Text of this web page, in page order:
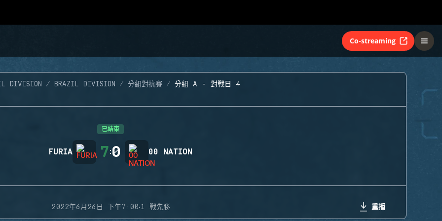
Co-streaming
DIVISION BRAZIL DIVISION 分組對抗賽 分組 A - 對戰日 4
已結束
FURIA 7:0 00 NATION
2022年6月26日 下午7:00·1 戰先勝 重播